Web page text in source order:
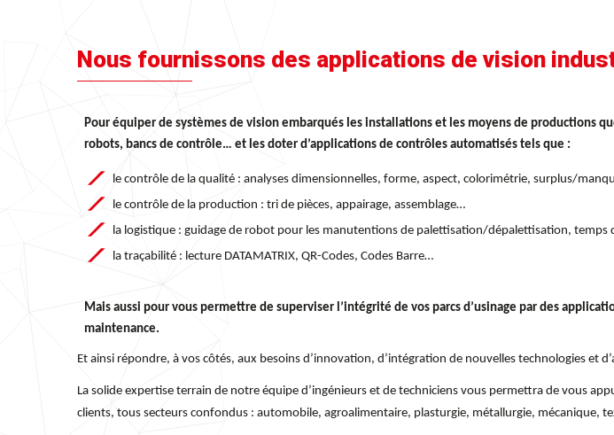
Nous fournissons des applications de vision
Pour équiper de systèmes de vision embarqués les installations et les moyens de productions
robots, bancs de contrôle… et les doter d’applications de contrôles automatisés tels que :
le contrôle de la qualité : analyses dimensionnelles, forme, aspect, colorimétrie, surplus/
le contrôle de la production : tri de pièces, appairage, assemblage…
la logistique : guidage de robot pour les manutentions de palettisation/dépalettisation, temps
la traçabilité : lecture DATAMATRIX, QR-Codes, Codes Barre…
Mais aussi pour vous permettre de superviser l’intégrité de vos parcs d’usinage par des
maintenance.
Et ainsi répondre, à vos côtés, aux besoins d’innovation, d’intégration de nouvelles technologies et
La solide expertise terrain de notre équipe d’ingénieurs et de techniciens vous permettra de vous
clients, tous secteurs confondus : automobile, agroalimentaire, plasturgie, métallurgie, mécanique,